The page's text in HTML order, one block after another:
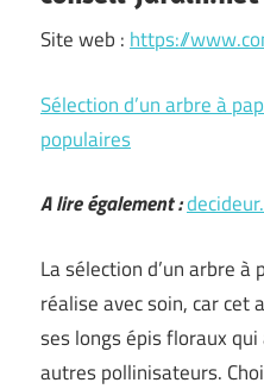
Site web : https://
Sélection d’un arbre à
populaires
A lire également :
La sélection d’un arbre à
réalise avec soin, car cet
ses longs épis floraux
autres pollinisateurs.